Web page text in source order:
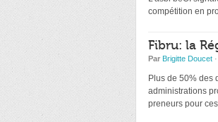
compétition en
Fibru: la
Par Brigitte Doucet
Plus de 50% des
administrations
preneurs pour